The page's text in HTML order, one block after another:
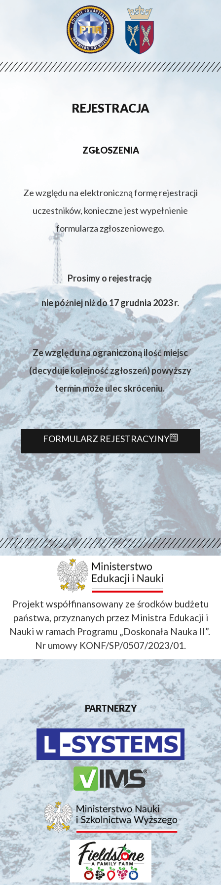
REJESTRACJA
ZGŁOSZENIA
Ze względu na elektroniczną formę rejestracji
uczestników, konieczne jest wypełnienie
formularza zgłoszeniowego.
Prosimy o rejestrację
nie później niż do 17 grudnia 2023 r.
Ze względu na ograniczoną ilość miejsc
(decyduje kolejność zgłoszeń) powyższy
termin może ulec skróceniu.
FORMULARZ REJESTRACYJNY
Projekt współfinansowany ze środków budżetu
państwa, przyznanych przez Ministra Edukacji i
Nauki w ramach Programu „Doskonała Nauka II”.
Nr umowy KONF/SP/0507/2023/01.
PARTNERZY